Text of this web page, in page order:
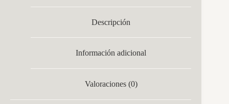
Descripción
Información adicional
Valoraciones (0)